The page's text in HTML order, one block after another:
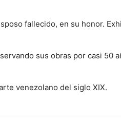
fallecido, en su honor.
sus obras por casi 50
venezolano del siglo XIX.